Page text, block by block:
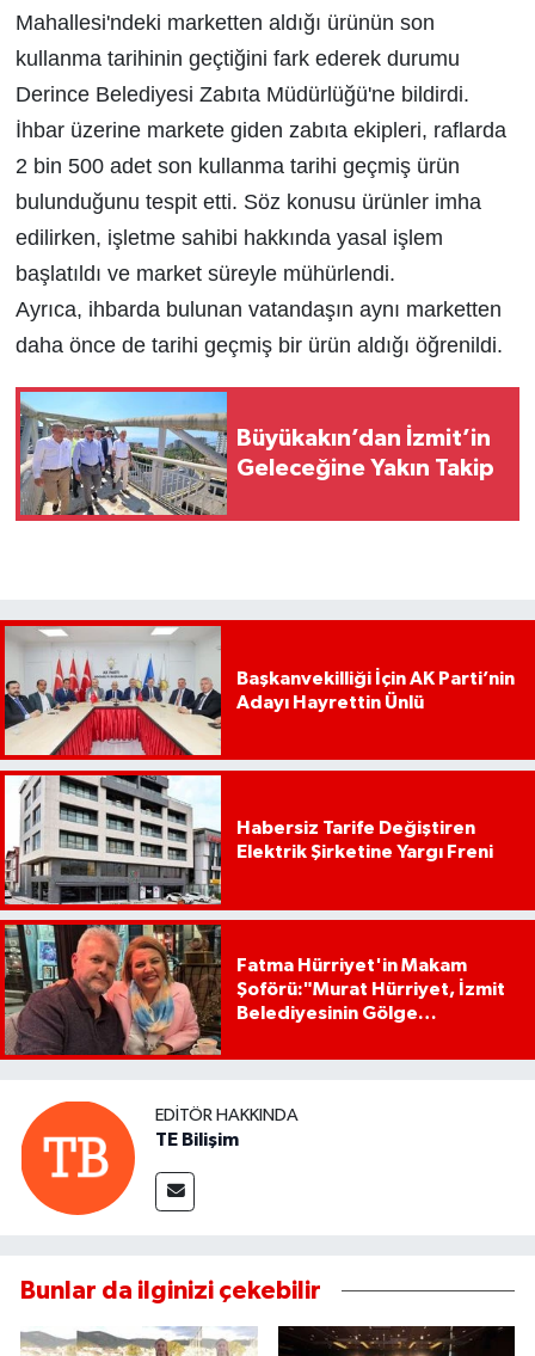
Mahallesi'ndeki marketten aldığı ürünün son
kullanma tarihinin geçtiğini fark ederek durumu
Derince Belediyesi Zabıta Müdürlüğü'ne bildirdi.
İhbar üzerine markete giden zabıta ekipleri, raflarda
2 bin 500 adet son kullanma tarihi geçmiş ürün
bulunduğunu tespit etti. Söz konusu ürünler imha
edilirken, işletme sahibi hakkında yasal işlem
başlatıldı ve market süreyle mühürlendi.
Ayrıca, ihbarda bulunan vatandaşın aynı marketten
daha önce de tarihi geçmiş bir ürün aldığı öğrenildi.
Büyükakın’dan İzmit’in
Geleceğine Yakın Takip
Başkanvekilliği İçin AK Parti’nin
Adayı Hayrettin Ünlü
Habersiz Tarife Değiştiren
Elektrik Şirketine Yargı Freni
Fatma Hürriyet'in Makam
Şoförü:"Murat Hürriyet, İzmit
Belediyesinin Gölge
EDITÖR HAKKINDA
TE Bilişim
Bunlar da ilginizi çekebilir